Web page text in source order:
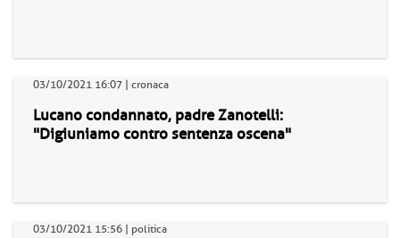
03/10/2021 16:07 | cronaca
Lucano condannato, padre Zanotelli:
"Digiuniamo contro sentenza oscena"
03/10/2021 15:56 | politica